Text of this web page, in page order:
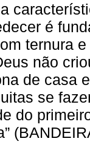
é
ternura
não
de casa
se
do